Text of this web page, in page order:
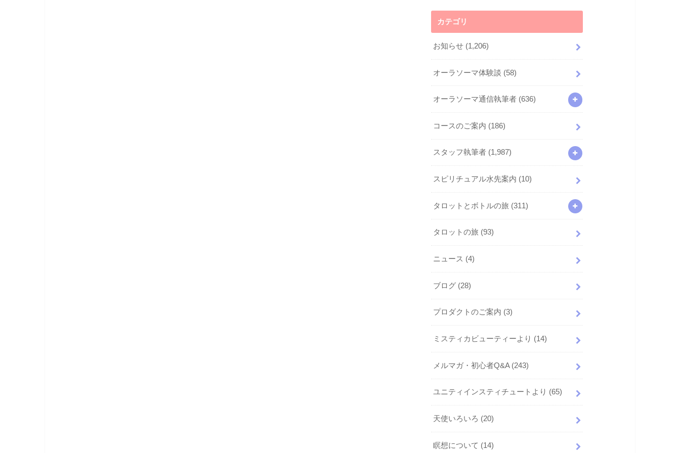
カテゴリ
お知らせ (1,206)
オーラソーマ体験談 (58)
オーラソーマ通信執筆者 (636)
コースのご案内 (186)
スタッフ執筆者 (1,987)
スピリチュアル水先案内 (10)
タロットとボトルの旅 (311)
タロットの旅 (93)
ニュース (4)
ブログ (28)
プロダクトのご案内 (3)
ミスティカビューティーより (14)
メルマガ・初心者Q&A (243)
ユニティインスティチュートより (65)
天使いろいろ (20)
瞑想について (14)